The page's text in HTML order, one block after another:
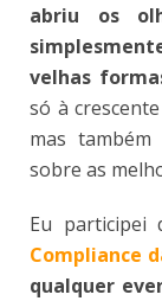
abriu os
velhas
só à
mas
sobre as
Eu participei
Compliance
qualquer